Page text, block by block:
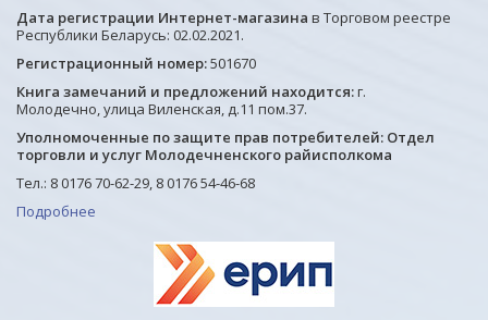
Дата регистрации Интернет-магазина в Торговом реестре
Республики Беларусь: 02.02.2021.
Регистрационный номер:501670
Книга замечаний и предложений находится:г.
Молодечно, улица Виленская, д.11 пом.37.
Уполномоченные по защите прав потребителей: Отдел
торговли и услуг Молодечненского райисполкома
Тел.: 8 0176 70-62-29, 8 0176 54-46-68
Подробнее